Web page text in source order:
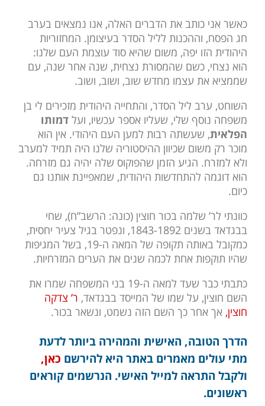
כאשר אני כותב את הדברים האלה, אנו נמצאים בערב
חג הפסח, וההכנות לליל הסדר בעיצומן. המחזוריות
היהודית הזו יפה, משום שהיא סוד עוצמת העם שלנו:
הוא נצחי, כשם שהמסורת נצחית, שנה אחר שנה, עם
שממציא את עצמו מחדש שוב, ושוב, ושוב.
השוחט, ערב ליל הסדר, והתחייה היהודית מזכירים לי בן
משפחה נוסף שלי, שעליו אספר עכשיו, ועל דמותו
הפלאית, שעשתה רבות למען העם היהודי. אין הוא
מוכר רק משום שכיוון ההיסטוריה שלנו היה תמיד למערב
ולא למזרח. הגיע הזמן שהפוקוס שלה יהיה גם מזרחה.
הוא דוגמה להתחדשות היהודית, שמאפיינת אותנו גם
כיום.
כוונתי לר’ שלמה בכור חוצין (כונה: הרשב”ח), שחי
בבגדאד בשנים 1843-1892, ונפטר בגיל צעיר יחסית,
כמקובל באותה תקופה של המאה ה-19, בשל המגיפות
שהיו תוקפות אחת לכמה שנים את הערים המזרחיות.
כתבתי כבר שעד למאה ה-19 בני המשפחה שמרו את
השם חוצין, על שמו של המייסד בבגדאד, ר’ צדקה
חוצין, אך אחר כך השם הזה נשמט, ונשאר בכור.
הדרך הטובה, האישית והמהירה ביותר לדעת
מתי עולים מאמרים באתר היא להירשם כאן,
ולקבל התראה למייל האישי. הנרשמים קוראים
ראשונים.